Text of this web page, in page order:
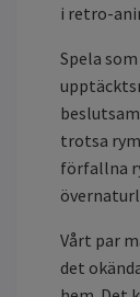
i retro-
Spela
trotsa
förfallna
Vårt par
det